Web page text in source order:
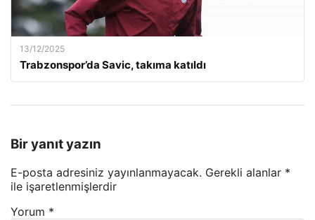
13/12/2025
Trabzonspor’da Savic, takıma katıldı
Bir yanıt yazın
E-posta adresiniz yayınlanmayacak. Gerekli alanlar *
ile işaretlenmişlerdir
Yorum *